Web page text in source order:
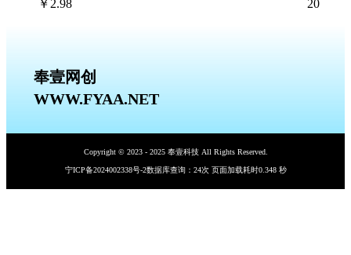
￥ 2.98 20
奉壹网创
WWW.FYAA.NET
Copyright © 2023 - 2025 奉壹科技 All Rights Reserved.
宁ICP备2024002338号-2数据库查询：24次 页面加载耗时0.348 秒